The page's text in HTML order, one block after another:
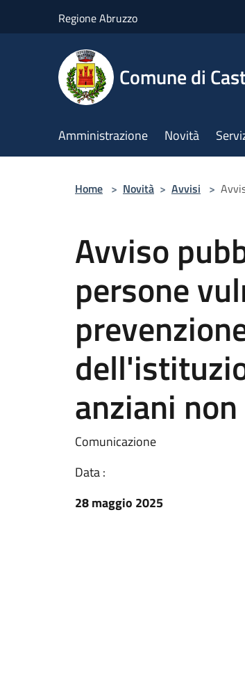
Regione Abruzzo
Comune di
Amministrazione Novità
Home > Novità > Avvisi >
Avviso
persone
anziani
Comunicazione
Data :
28 maggio 2025